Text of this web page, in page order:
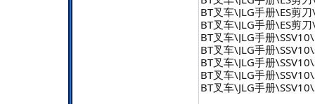
BT叉车\JLG手册\ES剪
BT叉车\JLG手册\ES剪
BT叉车\JLG手册
BT叉车\JLG手册
BT叉车\JLG手册
BT叉车\JLG手册
BT叉车\JLG手册